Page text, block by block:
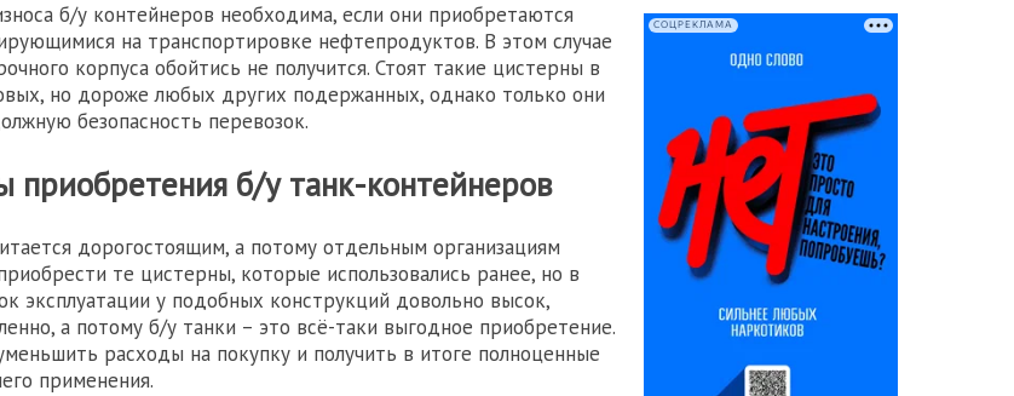
б/у контейнеров необходима, если они приобретаются
на транспортировке нефтепродуктов. В этом случае
корпуса обойтись не получится. Стоят такие цистерны в
но дороже любых других подержанных, однако только они
безопасность перевозок.
приобретения б/у танк-контейнеров
дорогостоящим, а потому отдельным организациям
те цистерны, которые использовались ранее, но в
эксплуатации у подобных конструкций довольно высок,
а потому б/у танки – это всё-таки выгодное приобретение.
расходы на покупку и получить в итоге полноценные
применения.
СОЦРЕКЛАМА